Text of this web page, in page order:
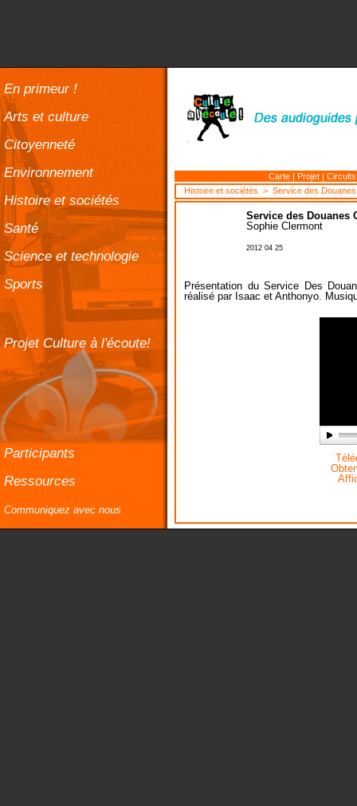
En primeur !
Arts et culture
Citoyenneté
Environnement
Histoire et sociétés
Santé
Science et technologie
Sports
Projet Culture à l'écoute!
Participants
Ressources
Communiquez avec nous
Carte | Projet |
Histoire et sociétés > Service des
Service des Douanes
Sophie Clermont
2012 04 25
Présentation du Service Des
réalisé par Isaac et Anthonyo.